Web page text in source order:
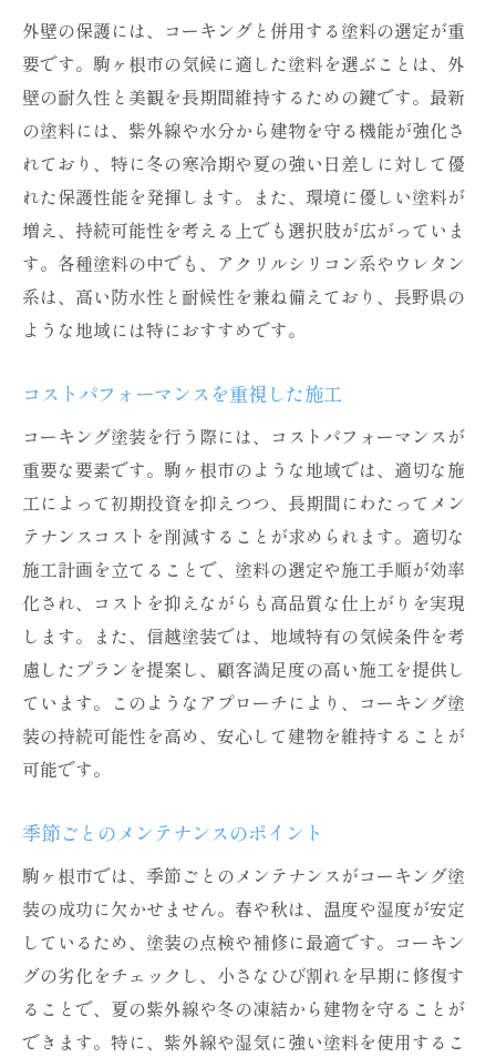
外壁の保護には、コーキングと併用する塗料の選定が重
要です。駒ヶ根市の気候に適した塗料を選ぶことは、外
壁の耐久性と美観を長期間維持するための鍵です。最新
の塗料には、紫外線や水分から建物を守る機能が強化さ
れており、特に冬の寒冷期や夏の強い日差しに対して優
れた保護性能を発揮します。また、環境に優しい塗料が
増え、持続可能性を考える上でも選択肢が広がっていま
す。各種塗料の中でも、アクリルシリコン系やウレタン
系は、高い防水性と耐候性を兼ね備えており、長野県の
ような地域には特におすすめです。
コストパフォーマンスを重視した施工
コーキング塗装を行う際には、コストパフォーマンスが
重要な要素です。駒ヶ根市のような地域では、適切な施
工によって初期投資を抑えつつ、長期間にわたってメン
テナンスコストを削減することが求められます。適切な
施工計画を立てることで、塗料の選定や施工手順が効率
化され、コストを抑えながらも高品質な仕上がりを実現
します。また、信越塗装では、地域特有の気候条件を考
慮したプランを提案し、顧客満足度の高い施工を提供し
ています。このようなアプローチにより、コーキング塗
装の持続可能性を高め、安心して建物を維持することが
可能です。
季節ごとのメンテナンスのポイント
駒ヶ根市では、季節ごとのメンテナンスがコーキング塗
装の成功に欠かせません。春や秋は、温度や湿度が安定
しているため、塗装の点検や補修に最適です。コーキン
グの劣化をチェックし、小さなひび割れを早期に修復す
ることで、夏の紫外線や冬の凍結から建物を守ることが
できます。特に、紫外線や湿気に強い塗料を使用するこ